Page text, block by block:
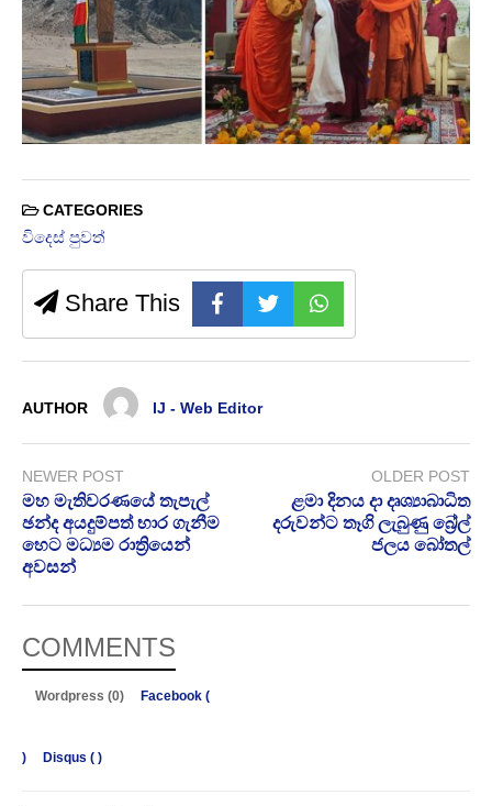
CATEGORIES
විදෙස් පුවත්
Share This
AUTHOR IJ - Web Editor
NEWER POST
මහ මැතිවරණයේ තැපැල්
ඡන්ද අයදුම්පත් භාර ගැනීම
හෙට මධ්‍යම රාත්‍රියෙන්
අවසන්
OLDER POST
ළමා දිනය දා දෘශ්‍යාබාධිත
දරුවන්ට තෑගි ලැබුණු බ්‍රේල්
ජලය බෝතල්
COMMENTS
Wordpress (0) Facebook (
) Disqus ( )